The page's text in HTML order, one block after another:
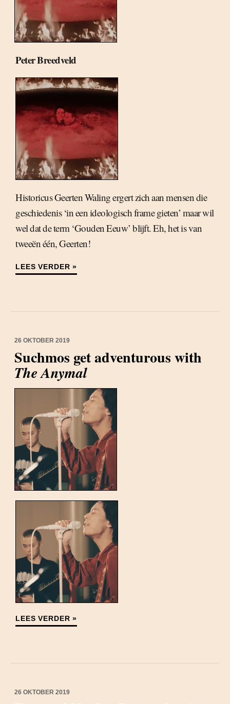
Peter Breedveld
Historicus Geerten Waling ergert zich aan mensen die
geschiedenis ‘in een ideologisch frame gieten’ maar wil
wel dat de term ‘Gouden Eeuw’ blijft. Eh, het is van
tweeën één, Geerten!
LEES VERDER »
26 OKTOBER 2019
Suchmos get adventurous with
The Anymal
LEES VERDER »
26 OKTOBER 2019